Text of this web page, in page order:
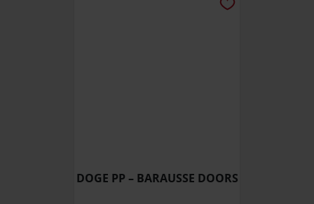
DOGE PP – BARAUSSE DOORS